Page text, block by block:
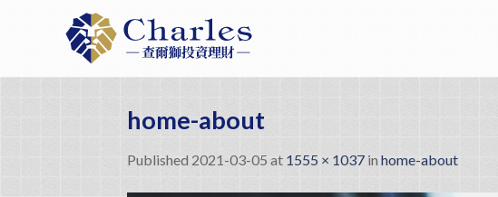
home-about
Published 2021-03-05 at 1555 × 1037 in home-about